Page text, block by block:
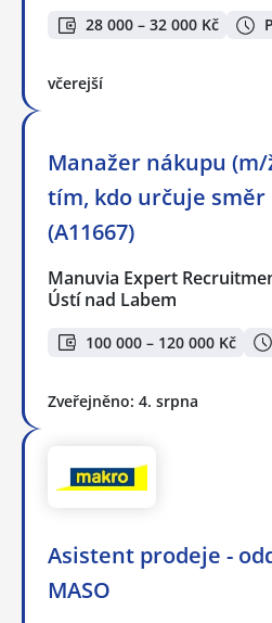
28 000 – 32 000 Kč
včerejší
Manažer nákupu
tím, kdo určuje směr
(A11667)
Manuvia Expert
Ústí nad Labem
100 000 – 120 000 Kč
Zveřejněno: 4. srpna
Asistent prodeje -
MASO